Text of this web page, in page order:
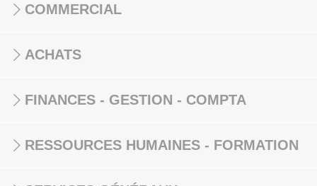
COMMERCIAL
ACHATS
FINANCES - GESTION - COMPTA
RESSOURCES HUMAINES - FORMATION